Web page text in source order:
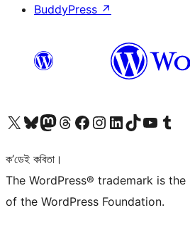
BuddyPress ↗
আমাৰ X (আগৰ Twitter) একাউণ্টলৈ যাওকআমাৰ Bluesky একাউণ্টলৈ যাওকআমাৰ Mastodon একাউণ্টলৈ যাওকআমাৰ Threads একাউণ্টলৈ যাওকআমাৰ Facebook পৃষ্ঠালৈ যাওকআমাৰ Instagram একাউণ্টলৈ যাওকআমাৰ LinkedIn একাউণ্টলৈ যাওকআমাৰ TikTok একাউণ্টলৈ যাওকআমাৰ YouTube চেনেললৈ যাওকআমাৰ Tumblr একাউণ্টলৈ যাওক
ক’ডেই কবিতা।
The WordPress® trademark is
of the WordPress Foundation.